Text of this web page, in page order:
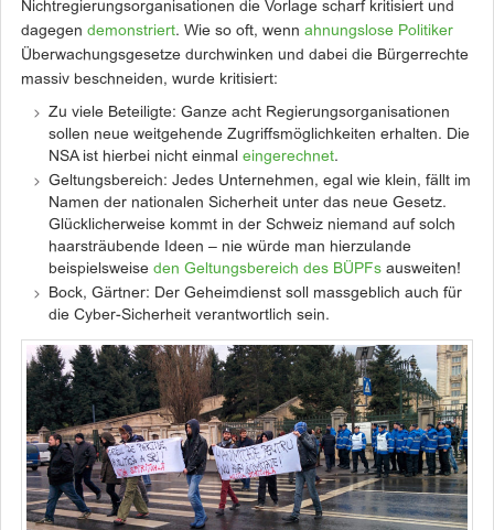
Nichtregierungsorganisationen die Vorlage scharf kritisiert und
dagegen demonstriert. Wie so oft, wenn ahnungslose Politiker
Überwachungsgesetze durchwinken und dabei die Bürgerrechte
massiv beschneiden, wurde kritisiert:
Zu viele Beteiligte: Ganze acht Regierungsorganisationen
sollen neue weitgehende Zugriffsmöglichkeiten erhalten. Die
NSA ist hierbei nicht einmal eingerechnet.
Geltungsbereich: Jedes Unternehmen, egal wie klein, fällt im
Namen der nationalen Sicherheit unter das neue Gesetz.
Glücklicherweise kommt in der Schweiz niemand auf solch
haarsträubende Ideen – nie würde man hierzulande
beispielsweise den Geltungsbereich des BÜPFs ausweiten!
Bock, Gärtner: Der Geheimdienst soll massgeblich auch für
die Cyber-Sicherheit verantwortlich sein.